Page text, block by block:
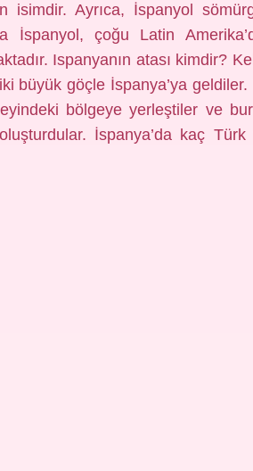
isimdir. Ayrıca, İspanyol
İspanyol, çoğu Latin
Ispanyanın atası kimdir?
büyük göçle İspanya’ya
bölgeye yerleştiler ve
İspanya’da kaç Türk